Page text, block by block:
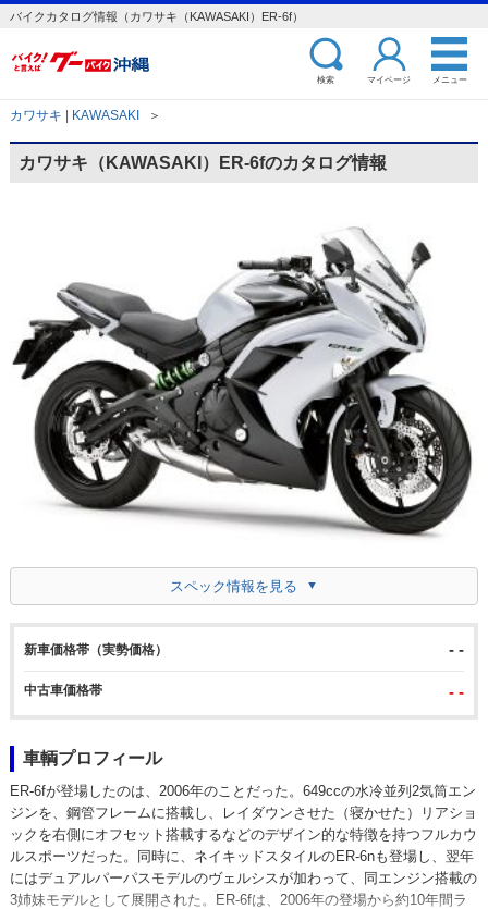
バイクカタログ情報（カワサキ（KAWASAKI）ER-6f）
検索 マイページ メニュー
カワサキ | KAWASAKI ＞
カワサキ（KAWASAKI）ER-6fのカタログ情報
スペック情報を見る
新車価格帯（実勢価格） - -
中古車価格帯 - -
車輌プロフィール
ER-6fが登場したのは、2006年のことだった。649ccの水冷並列2気筒エン
ジンを、鋼管フレームに搭載し、レイダウンさせた（寝かせた）リアショ
ックを右側にオフセット搭載するなどのデザイン的な特徴を持つフルカウ
ルスポーツだった。同時に、ネイキッドスタイルのER-6nも登場し、翌年
にはデュアルパーパスモデルのヴェルシスが加わって、同エンジン搭載の
3姉妹モデルとして展開された。ER-6fは、2006年の登場から約10年間ラ